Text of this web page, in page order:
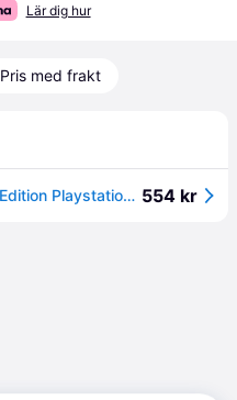
Lär dig hur
Pris med frakt
2K Borderlands 3 Super Deluxe Edition Playstation 4 (inkl. gratis uppgradering till PS5) 554 kr